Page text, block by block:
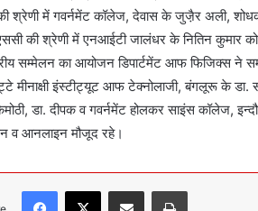
की श्रेणी में गवर्नमेंट कॉलेज, देवास के जुजै़र अली,
की श्रेणी में एनआईटी जालंधर के नितिन कुमार को
सम्मेलन का आयोजन डिपार्टमेंट आफ फिजिक्स ने
मीनाक्षी इंस्टीट्यूट आफ टेक्नोलाजी, बंगलूरू के
डा. दीपक व गवर्नमेंट होलकर साइंस कॉलेज,
व आनलाइन मौजूद रहे।